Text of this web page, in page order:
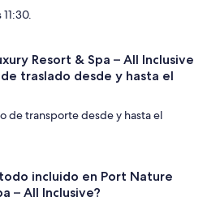
Resort & Spa – All Inclusive
traslado desde y hasta el
de transporte desde y hasta el
incluido en Port Nature
– All Inclusive?